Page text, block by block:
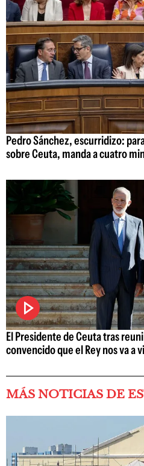
Pedro Sánchez, escurridizo:
sobre Ceuta, manda a cuatro
El Presidente de Ceuta tras
convencido que el Rey nos va a
MÁS NOTICIAS DE